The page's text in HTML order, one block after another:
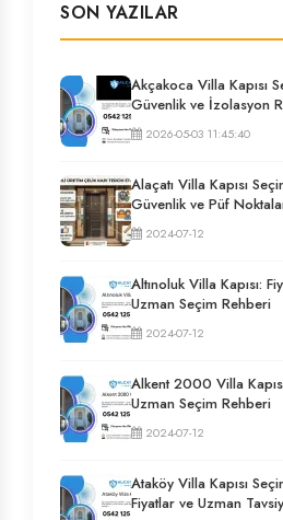
SON YAZILAR
Akçakoca Villa Kapısı
Güvenlik ve İzolasyon
2026-05-03 11:45:40
Alaçatı Villa Kapısı
Güvenlik ve Püf
2024-07-12
Altınoluk Villa Kapısı:
Uzman Seçim Rehberi
2024-07-12
Alkent 2000 Villa
Uzman Seçim Rehberi
2024-07-12
Ataköy Villa Kapısı
Fiyatlar ve Uzman